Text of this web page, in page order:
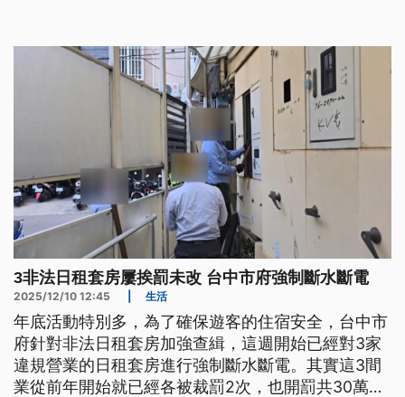
3非法日租套房屢挨罰未改 台中市府強制斷水斷電
2025/12/10 12:45 生活
年底活動特別多，為了確保遊客的住宿安全，台中市
府針對非法日租套房加強查緝，這週開始已經對3家
違規營業的日租套房進行強制斷水斷電。其實這3間
業從前年開始就已經各被裁罰2次，也開罰共30萬罰